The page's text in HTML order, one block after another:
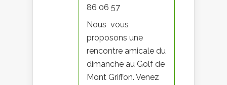
86 06 57
Nous vous
proposons une
rencontre amicale du
dimanche au Golf de
Mont Griffon. Venez